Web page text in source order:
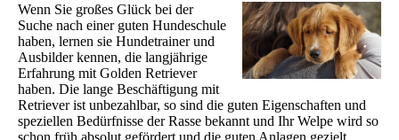
Wenn Sie großes Glück bei der
Suche nach einer guten Hundeschule
haben, lernen sie Hundetrainer und
Ausbilder kennen, die langjährige
Erfahrung mit Golden Retriever
haben. Die lange Beschäftigung mit
Retriever ist unbezahlbar, so sind die guten Eigenschaften und
speziellen Bedürfnisse der Rasse bekannt und Ihr Welpe wird so
schon früh absolut gefördert und die guten Anlagen gezielt